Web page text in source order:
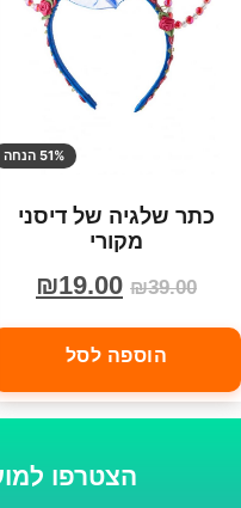
51% הנחה
כתר שלגיה של דיסני
מקורי
₪39.00
₪19.00
הוספה לסל
הצטרפו